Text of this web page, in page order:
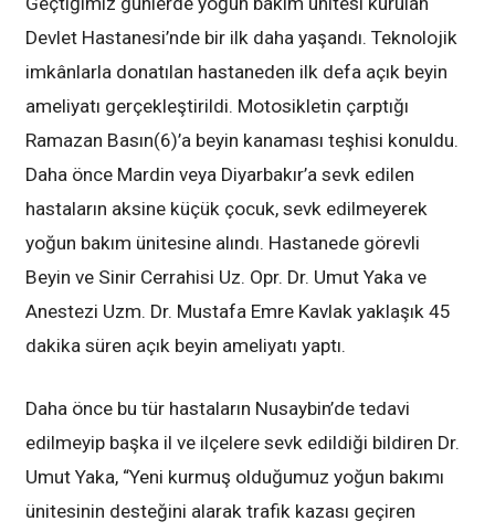
Devlet Hastanesi’nde bir ilk daha yaşandı. Teknolojik
imkânlarla donatılan hastaneden ilk defa açık beyin
ameliyatı gerçekleştirildi. Motosikletin çarptığı
Ramazan Basın(6)’a beyin kanaması teşhisi konuldu.
Daha önce Mardin veya Diyarbakır’a sevk edilen
hastaların aksine küçük çocuk, sevk edilmeyerek
yoğun bakım ünitesine alındı. Hastanede görevli
Beyin ve Sinir Cerrahisi Uz. Opr. Dr. Umut Yaka ve
Anestezi Uzm. Dr. Mustafa Emre Kavlak yaklaşık 45
dakika süren açık beyin ameliyatı yaptı.
Daha önce bu tür hastaların Nusaybin’de tedavi
edilmeyip başka il ve ilçelere sevk edildiği bildiren Dr.
Umut Yaka, “Yeni kurmuş olduğumuz yoğun bakımı
ünitesinin desteğini alarak trafik kazası geçiren